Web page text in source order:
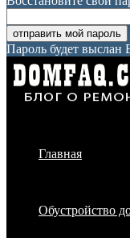
Пароль будет выслан
Главная
Обустройство